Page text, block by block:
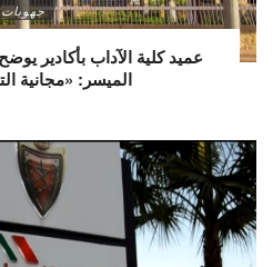
جهويات
عميد كلية الآداب بأكادير
الميسر: «مجانية